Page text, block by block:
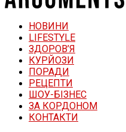
НОВИНИ
LIFESTYLE
ЗДОРОВ’Я
КУРЙОЗИ
ПОРАДИ
РЕЦЕПТИ
ШОУ-БІЗНЕС
ЗА КОРДОНОМ
КОНТАКТИ